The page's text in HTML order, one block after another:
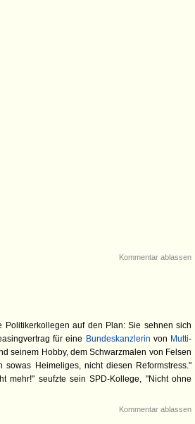
Kommentar ablassen
auf den Plan: Sie sehnen sich
für eine Bundeskanzlerin von Mutti-
seinem Hobby, dem Schwarzmalen von Felsen
Heimeliges, nicht diesen Reformstress."
mehr!" seufzte sein SPD-Kollege, "Nicht ohne
Kommentar ablassen